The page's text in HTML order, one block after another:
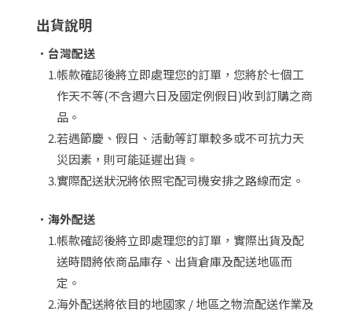
出貨說明
・ 台灣配送
1.帳款確認後將立即處理您的訂單，您將於七個工
作天不等(不含週六日及國定例假日)收到訂購之商
品。
2.若遇節慶、假日、活動等訂單較多或不可抗力天
災因素，則可能延遲出貨。
3.實際配送狀況將依照宅配司機安排之路線而定。
・海外配送
1.帳款確認後將立即處理您的訂單，實際出貨及配
送時間將依商品庫存、出貨倉庫及配送地區而
定。
2.海外配送將依目的地國家 / 地區之物流配送作業及